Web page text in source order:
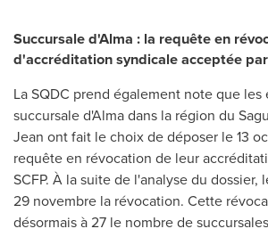
Succursale d'Alma : la requête en
d'accréditation syndicale acceptée
La SQDC prend également note que
succursale d'Alma dans la région du
Jean ont fait le choix de déposer le 13
requête en révocation de leur
SCFP. À la suite de l'analyse du dossier,
29 novembre la révocation. Cette
désormais à 27 le nombre de